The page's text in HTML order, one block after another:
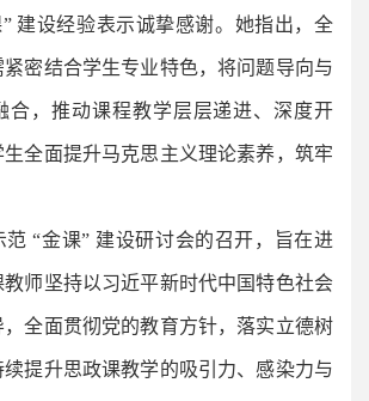
建设经验表示诚挚感谢。她指出，全
密结合学生专业特色，将问题导向与
合，推动课程教学层层递进、深度开
全面提升马克思主义理论素养，筑牢
范 “金课” 建设研讨会的召开，旨在进
师坚持以习近平新时代中国特色社会
全面贯彻党的教育方针，落实立德树
续提升思政课教学的吸引力、感染力与